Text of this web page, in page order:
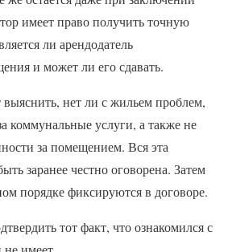
имеет право получить точную
ли арендодатель
и может ли его сдавать.
нет ли с жильем проблем,
коммунальные услуги, а также не
за помещением. Вся эта
заранее честно оговорена. Затем
порядке фиксируются в договоре.
тот факт, что ознакомился с